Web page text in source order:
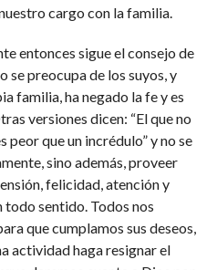
cargo con la familia.
entonces sigue el consejo de
se preocupa de los suyos, y
familia, ha negado la fe y es
versiones dicen: “El que no
peor que un incrédulo” y no se
sino además, proveer
felicidad, atención y
todo sentido. Todos nos
que cumplamos sus deseos,
actividad haga resignar el